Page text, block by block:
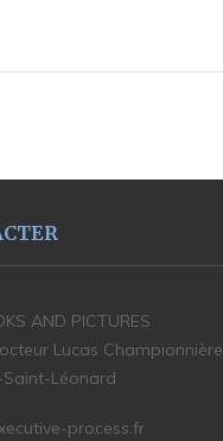
AND PICTURES
Lucas Championnière
Saint-Léonard
process.fr